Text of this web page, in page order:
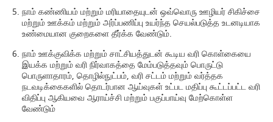
நாம் கண்ணியம் மற்றும் மரியாதையுடன் ஒவ்வொரு ஊழியர் சிகிச்சை
மற்றும் ஊக்கம் மற்றும் அர்ப்பணிப்பு உயர்ந்த செயல்படுத்த உடனடியாக
உண்மையான குறைகளை தீர்க்க வேண்டும்.
நாம் ஊக்குவிக்க மற்றும் சாட்சியத்துடன் கூடிய வரி கொள்கையை
இயக்க மற்றும் வரி நிர்வாகத்தை மேம்படுத்தவும் பொருட்டு
பொருளாதாரம், தொழில்நுட்பம், வரி சட்டம் மற்றும் வர்த்தக
நடவடிக்கைகளில் தொடர்பான ஆய்வுகள் உட்பட மதிப்பு கூட்டப்பட்ட வரி
விதிப்பு ஆகியவை ஆராய்ச்சி மற்றும் பகுப்பாய்வு மேற்கொள்ள
வேண்டும்